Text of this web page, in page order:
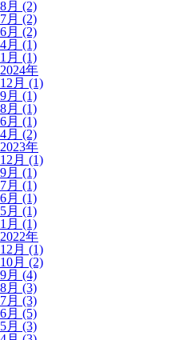
8月 (2)
7月 (2)
6月 (2)
4月 (1)
1月 (1)
2024年
12月 (1)
9月 (1)
8月 (1)
6月 (1)
4月 (2)
2023年
12月 (1)
9月 (1)
7月 (1)
6月 (1)
5月 (1)
1月 (1)
2022年
12月 (1)
10月 (2)
9月 (4)
8月 (3)
7月 (3)
6月 (5)
5月 (3)